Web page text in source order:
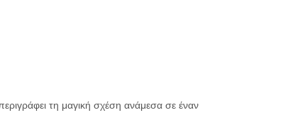
τη μαγική σχέση ανάμεσα σε έναν